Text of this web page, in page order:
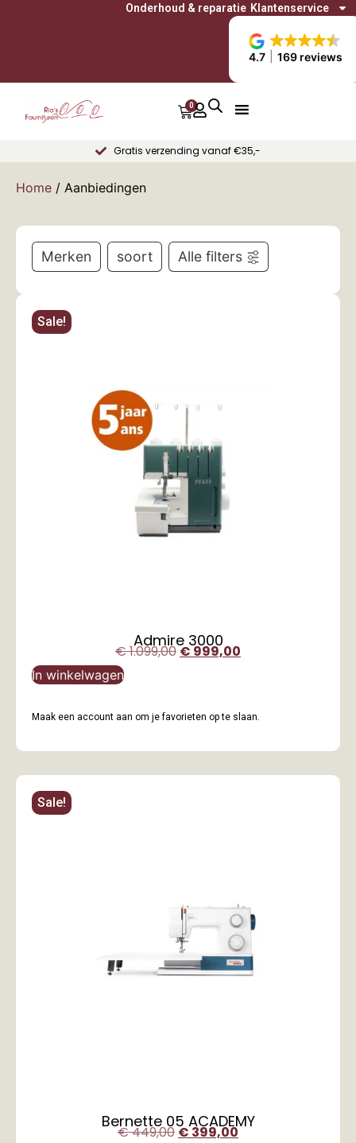
4.7 169 reviews
Onderhoud & reparatie Klantenservice
0
Gratis verzending vanaf €35,-
Home / Aanbiedingen
Merken soort Alle filters
Sale!
Admire 3000
€1.099,00€999,00
In winkelwagen
Maak een account aan om je favorieten op te slaan.
Sale!
Bernette 05 ACADEMY
€449,00€399,00